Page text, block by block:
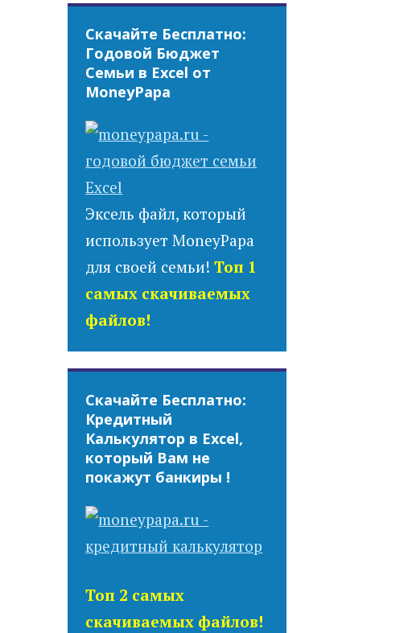
Скачайте Бесплатно:
Годовой Бюджет
Семьи в Excel от
MoneyPapa
Эксель файл, который
использует MoneyPapa
для своей семьи!Топ 1
самых скачиваемых
файлов!
Скачайте Бесплатно:
Кредитный
Калькулятор в Excel,
который Вам не
покажут банкиры !
Топ 2 самых
скачиваемых файлов!